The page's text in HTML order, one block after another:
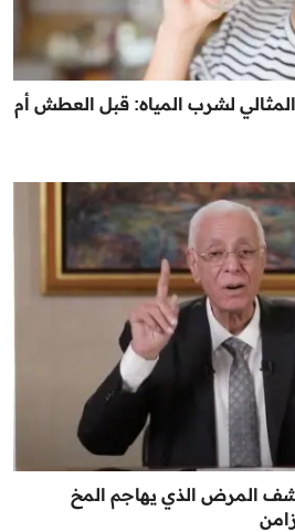
لشرب المياه: قبل العطش أم
المرض الذي يهاجم المخ